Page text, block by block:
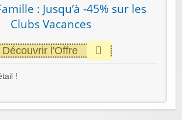
: Jusqu’à -45% sur les
Clubs Vacances
Découvrir l'Offre
!